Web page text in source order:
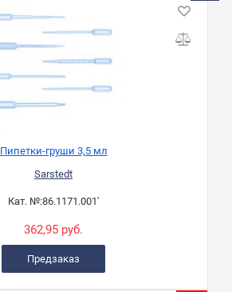
Пипетки-груши 3,5 мл
Sarstedt
Кат. №:86.1171.001'
362,95 руб.
Предзаказ